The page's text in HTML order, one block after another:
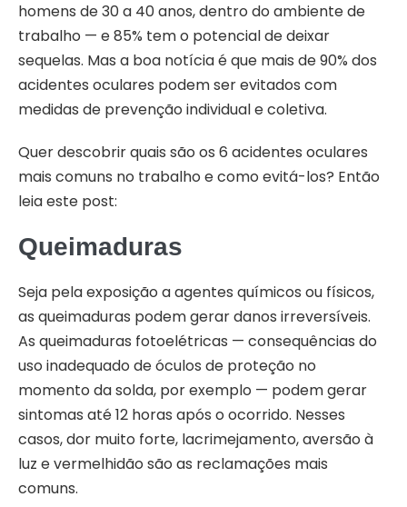
homens de 30 a 40 anos, dentro do ambiente de
trabalho — e 85% tem o potencial de deixar
sequelas. Mas a boa notícia é que mais de 90% dos
acidentes oculares podem ser evitados com
medidas de prevenção individual e coletiva.
Quer descobrir quais são os 6 acidentes oculares
mais comuns no trabalho e como evitá-los? Então
leia este post:
Queimaduras
Seja pela exposição a agentes químicos ou físicos,
as queimaduras podem gerar danos irreversíveis.
As queimaduras fotoelétricas — consequências do
uso inadequado de óculos de proteção no
momento da solda, por exemplo — podem gerar
sintomas até 12 horas após o ocorrido. Nesses
casos, dor muito forte, lacrimejamento, aversão à
luz e vermelhidão são as reclamações mais
comuns.